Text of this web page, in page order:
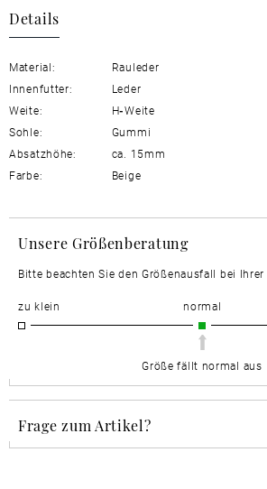
Details
Material:
Rauleder
Innenfutter:
Leder
Weite:
H-Weite
Sohle:
Gummi
Absatzhöhe:
ca. 15mm
Farbe:
Beige
Unsere Größenberatung
Bitte beachten Sie den Größenausfall bei Ihrer
zu klein normal
Größe fällt normal aus
Frage zum Artikel?